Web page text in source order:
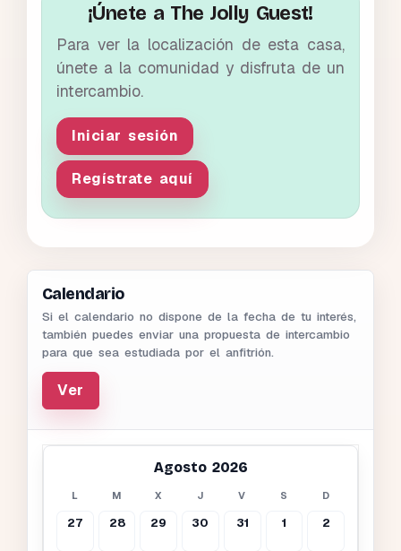
¡Únete a The Jolly Guest!
Para ver la localización de esta casa,
únete a la comunidad y disfruta de un
intercambio.
Iniciar sesión
Regístrate aquí
Calendario
Si el calendario no dispone de la fecha de tu interés,
también puedes enviar una propuesta de intercambio
para que sea estudiada por el anfitrión.
Ver
Agosto 2026
L M X J V S D
27 28 29 30 31 1 2